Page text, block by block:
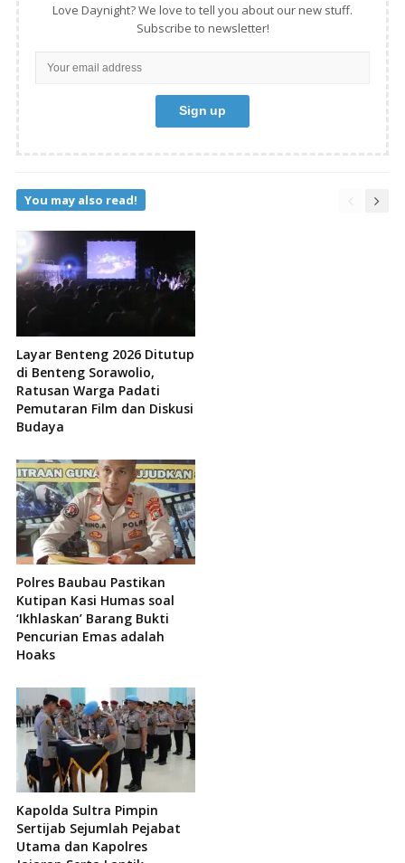
Love Daynight? We love to tell you about our new stuff.
Subscribe to newsletter!
You may also read!
Layar Benteng 2026 Ditutup
di Benteng Sorawolio,
Ratusan Warga Padati
Pemutaran Film dan Diskusi
Budaya
Polres Baubau Pastikan
Kutipan Kasi Humas soal
‘Ikhlaskan’ Barang Bukti
Pencurian Emas adalah
Hoaks
Kapolda Sultra Pimpin
Sertijab Sejumlah Pejabat
Utama dan Kapolres